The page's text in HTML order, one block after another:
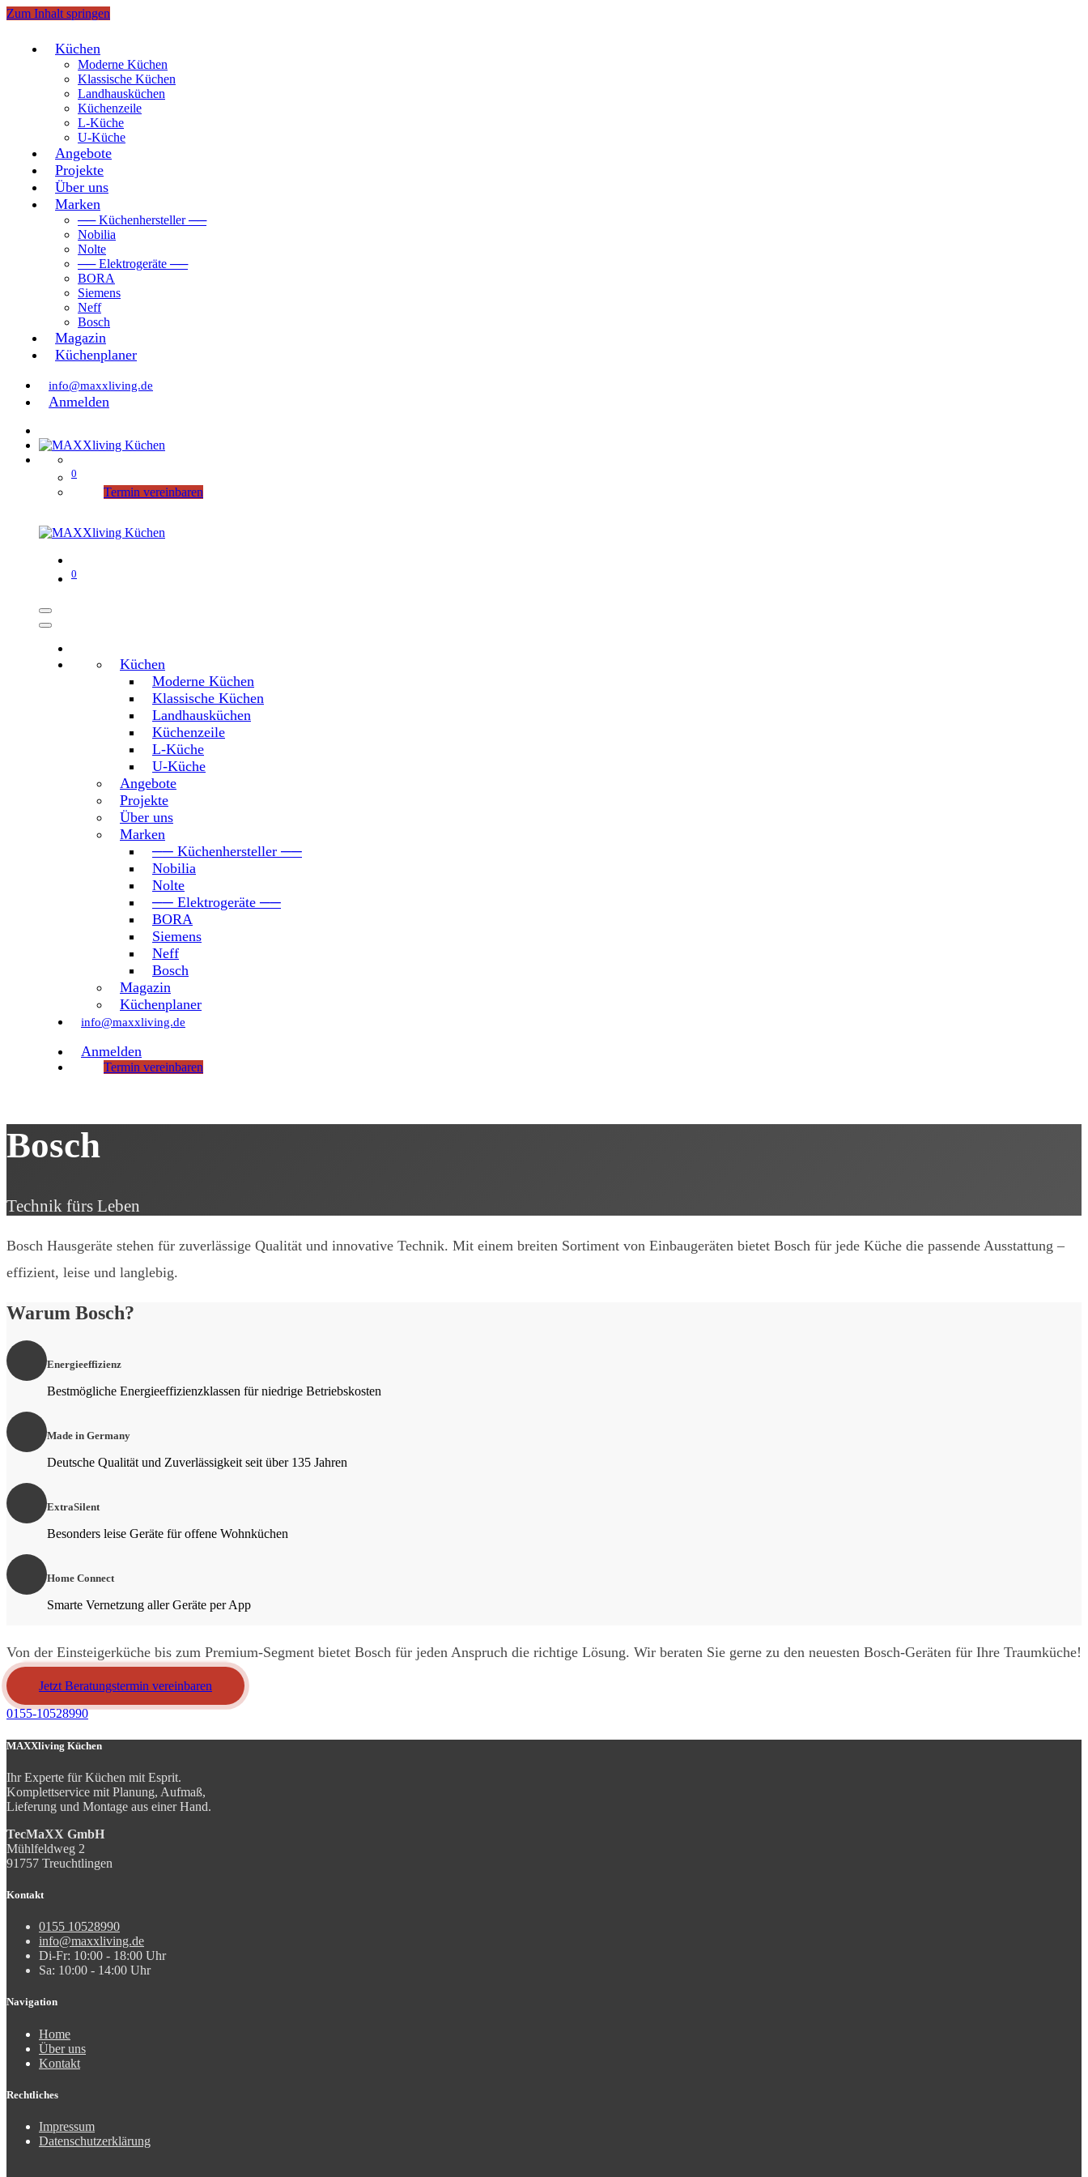
Zum Inhalt springen
Küchen
Moderne Küchen
Klassische Küchen
Landhausküchen
Küchenzeile
L-Küche
U-Küche
Angebote
Projekte
Über uns
Marken
── Küchenhersteller ──
Nobilia
Nolte
── Elektrogeräte ──
BORA
Siemens
Neff
Bosch
Magazin
Küchenplaner
info@maxxliving.de
Anmelden
0
Termin vereinbaren
0
Küchen
Moderne Küchen
Klassische Küchen
Landhausküchen
Küchenzeile
L-Küche
U-Küche
Angebote
Projekte
Über uns
Marken
── Küchenhersteller ──
Nobilia
Nolte
── Elektrogeräte ──
BORA
Siemens
Neff
Bosch
Magazin
Küchenplaner
info@maxxliving.de
Anmelden
Termin vereinbaren
Bosch
Technik fürs Leben
Bosch Hausgeräte stehen für zuverlässige Qualität und innovative Technik. Mit einem breiten Sortiment von Einbaugeräten bietet Bosch für jede Küche die passende Ausstattung –
effizient, leise und langlebig.
Warum Bosch?
Energieeffizienz
Bestmögliche Energieeffizienzklassen für niedrige Betriebskosten
Made in Germany
Deutsche Qualität und Zuverlässigkeit seit über 135 Jahren
ExtraSilent
Besonders leise Geräte für offene Wohnküchen
Home Connect
Smarte Vernetzung aller Geräte per App
Von der Einsteigerküche bis zum Premium-Segment bietet Bosch für jeden Anspruch die richtige Lösung. Wir beraten Sie gerne zu den neuesten Bosch-Geräten für Ihre Traumküche!
Jetzt Beratungstermin vereinbaren
0155-10528990
MAXXliving Küchen
Ihr Experte für Küchen mit Esprit.
Komplettservice mit Planung, Aufmaß,
Lieferung und Montage aus einer Hand.
TecMaXX GmbH
Mühlfeldweg 2
91757 Treuchtlingen
Kontakt
0155 10528990
info@maxxliving.de
Di-Fr: 10:00 - 18:00 Uhr
Sa: 10:00 - 14:00 Uhr
Navigation
Home
Über uns
Kontakt
Rechtliches
Impressum
Datenschutzerklärung